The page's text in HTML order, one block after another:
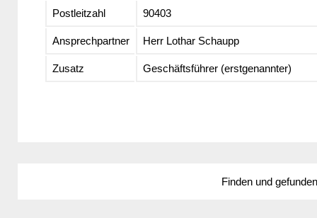
Postleitzahl 90403
Ansprechpartner Herr Lothar Schaupp
Zusatz Geschäftsführer (erstgenannter)
Finden und